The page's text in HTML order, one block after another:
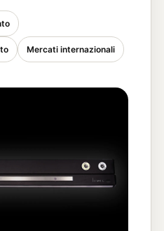
Mercati internazionali